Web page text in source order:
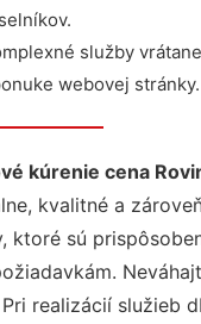
služby
webovej stránky.
kúrenie cena
kvalitné a
ktoré sú
realizácií služieb